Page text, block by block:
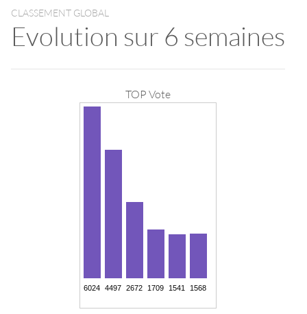
CLASSEMENT GLOBAL
Evolution sur 6 semaines
TOP Vote